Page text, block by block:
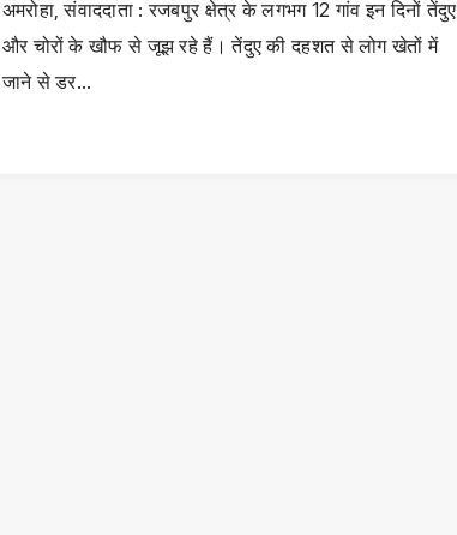
अमरोहा, संवाददाता : रजबपुर क्षेत्र के लगभग 12 गांव इन दिनों तेंदुए
और चोरों के खौफ से जूझ रहे हैं। तेंदुए की दहशत से लोग खेतों में
जाने से डर…